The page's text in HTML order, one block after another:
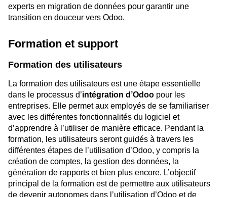
experts en migration de données pour garantir une
transition en douceur vers Odoo.
Formation et support
Formation des utilisateurs
La formation des utilisateurs est une étape essentielle
dans le processus d’intégration d’Odoo pour les
entreprises. Elle permet aux employés de se familiariser
avec les différentes fonctionnalités du logiciel et
d’apprendre à l’utiliser de manière efficace. Pendant la
formation, les utilisateurs seront guidés à travers les
différentes étapes de l’utilisation d’Odoo, y compris la
création de comptes, la gestion des données, la
génération de rapports et bien plus encore. L’objectif
principal de la formation est de permettre aux utilisateurs
de devenir autonomes dans l’utilisation d’Odoo et de